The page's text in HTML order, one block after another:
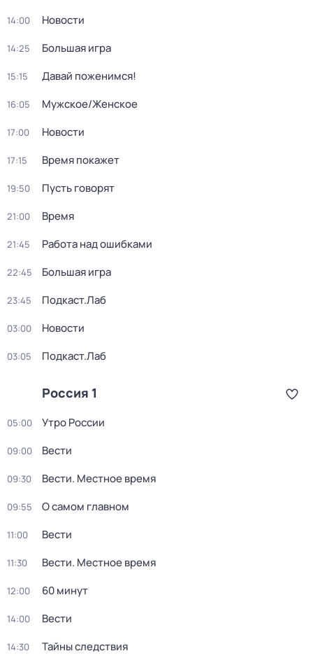
14:00 Новости
14:25 Большая игра
15:15 Давай поженимся!
16:05 Мужское/Женское
17:00 Новости
17:15 Время покажет
19:50 Пусть говорят
21:00 Время
21:45 Работа над ошибками
22:45 Большая игра
23:45 Подкаст.Лаб
03:00 Новости
03:05 Подкаст.Лаб
Россия 1
05:00 Утро России
09:00 Вести
09:30 Вести. Местное время
09:55 О самом главном
11:00 Вести
11:30 Вести. Местное время
12:00 60 минут
14:00 Вести
14:30 Тайны следствия